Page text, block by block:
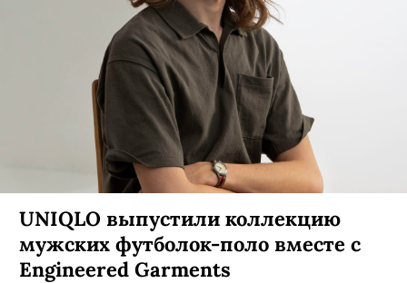
UNIQLO выпустили коллекцию
мужских футболок-поло вместе с
Engineered Garments